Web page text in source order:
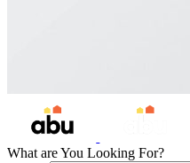
What are You Looking For?